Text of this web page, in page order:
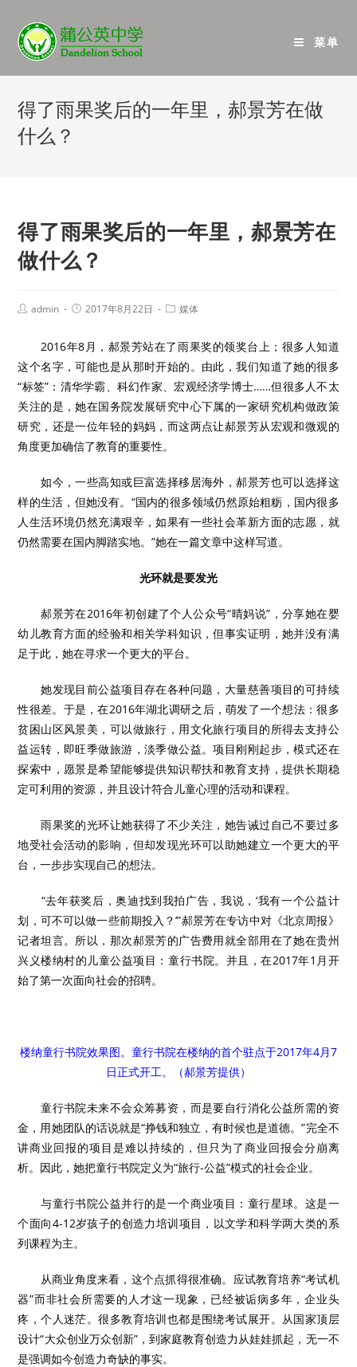
菜单
得了雨果奖后的一年里，郝景芳在做
什么？
得了雨果奖后的一年里，郝景芳在
做什么？
admin 2017年8月22日 媒体
2016年8月，郝景芳站在了雨果奖的领奖台上；很多人知道
这个名字，可能也是从那时开始的。由此，我们知道了她的很多
“标签”：清华学霸、科幻作家、宏观经济学博士……但很多人不太
关注的是，她在国务院发展研究中心下属的一家研究机构做政策
研究，还是一位年轻的妈妈，而这两点让郝景芳从宏观和微观的
角度更加确信了教育的重要性。
如今，一些高知或巨富选择移居海外，郝景芳也可以选择这
样的生活，但她没有。“国内的很多领域仍然原始粗粝，国内很多
人生活环境仍然充满艰辛，如果有一些社会革新方面的志愿，就
仍然需要在国内脚踏实地。”她在一篇文章中这样写道。
光环就是要发光
郝景芳在2016年初创建了个人公众号“晴妈说”，分享她在婴
幼儿教育方面的经验和相关学科知识，但事实证明，她并没有满
足于此，她在寻求一个更大的平台。
她发现目前公益项目存在各种问题，大量慈善项目的可持续
性很差。于是，在2016年湖北调研之后，萌发了一个想法：很多
贫困山区风景美，可以做旅行，用文化旅行项目的所得去支持公
益运转，即旺季做旅游，淡季做公益。项目刚刚起步，模式还在
探索中，愿景是希望能够提供知识帮扶和教育支持，提供长期稳
定可利用的资源，并且设计符合儿童心理的活动和课程。
雨果奖的光环让她获得了不少关注，她告诫过自己不要过多
地受社会活动的影响，但却发现光环可以助她建立一个更大的平
台，一步步实现自己的想法。
“去年获奖后，奥迪找到我拍广告，我说，‘我有一个公益计
划，可不可以做一些前期投入？’”郝景芳在专访中对《北京周报》
记者坦言。所以，那次郝景芳的广告费用就全部用在了她在贵州
兴义楼纳村的儿童公益项目：童行书院。并且，在2017年1月开
始了第一次面向社会的招聘。
楼纳童行书院效果图。童行书院在楼纳的首个驻点于2017年4月7
日正式开工。（郝景芳提供）
童行书院未来不会众筹募资，而是要自行消化公益所需的资
金，用她团队的话说就是“挣钱和独立，有时候也是道德。”完全不
讲商业回报的项目是难以持续的，但只为了商业回报会分崩离
析。因此，她把童行书院定义为“旅行-公益”模式的社会企业。
与童行书院公益并行的是一个商业项目：童行星球。这是一
个面向4-12岁孩子的创造力培训项目，以文学和科学两大类的系
列课程为主。
从商业角度来看，这个点抓得很准确。应试教育培养“考试机
器”而非社会所需要的人才这一现象，已经被诟病多年，企业头
疼，个人迷茫。很多教育培训也都是围绕考试展开。从国家顶层
设计“大众创业万众创新”，到家庭教育创造力从娃娃抓起，无一不
是强调如今创造力奇缺的事实。